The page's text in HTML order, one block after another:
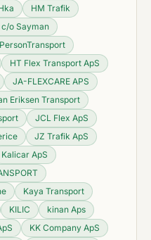
HM Trafik
c/o Sayman
HT Flex Transport ApS
JA-FLEXCARE APS
Eriksen Transport
JCL Flex ApS
JZ Trafik ApS
Kalicar ApS
Kaya Transport
KILIC
kinan Aps
KK Company ApS